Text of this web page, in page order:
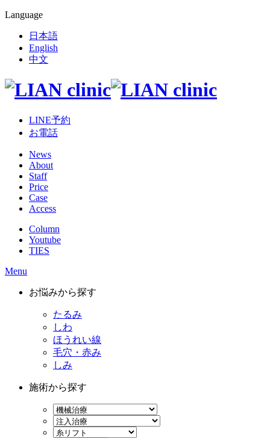
Language
日本語
English
中文
LINE予約
お電話
News
About
Staff
Price
Case
Access
Column
Youtube
TIES
Menu
お悩みから探す
たるみ
しわ
ほうれい線
毛穴・赤み
しみ
施術から探す